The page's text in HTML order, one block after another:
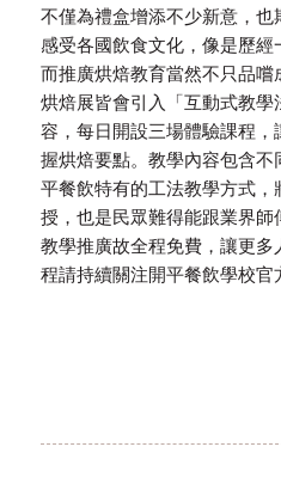
不僅為禮盒增添不少新意，
感受各國飲食文化，像是歷經
而推廣烘焙教育當然不只品
烘焙展皆會引入「互動式教
容，每日開設三場體驗課程
握烘焙要點。教學內容包含
平餐飲特有的工法教學方式
授，也是民眾難得能跟業界
教學推廣故全程免費，讓更
程請持續關注開平餐飲學校官